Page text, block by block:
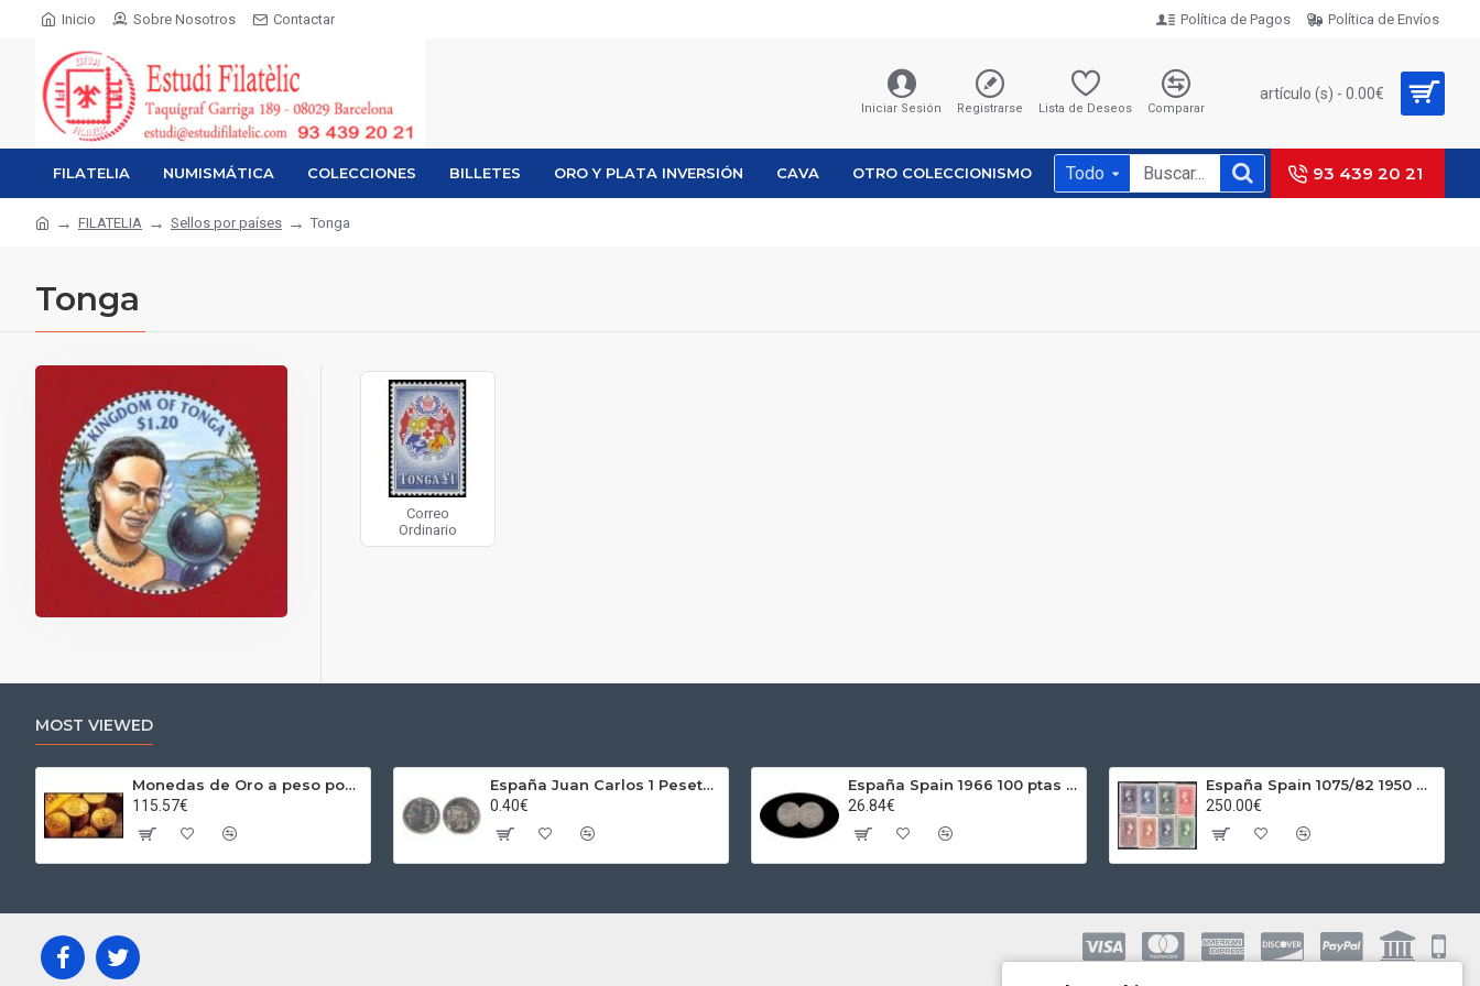
Inicio Sobre Nosotros Contactar Política de Pagos Política de Envíos
Iniciar Sesión Registrarse Lista de Deseos Comparar
artículo (s) - 0.00€
FILATELIA NUMISMÁTICA COLECCIONES BILLETES ORO Y PLATA INVERSIÓN CAVA OTRO COLECCIONISMO Todo 93 439 20 21
FILATELIA Sellos por países Tonga
Tonga
Correo
Ordinario
MOST VIEWED
Monedas de Oro a peso por gramos al precio del día + 2,5% Au
115.57€
España Juan Carlos 1 Peseta JC 1989 Madrid ND
0.40€
España Spain 1966 100 ptas Franco Plata Ag
26.84€
España Spain 1075/82 1950 Centenario del sello MNH
250.00€